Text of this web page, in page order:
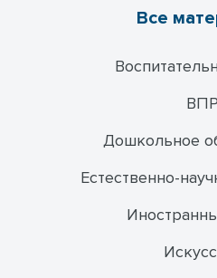
Все
ВПР
Дошкольное
Естественно-